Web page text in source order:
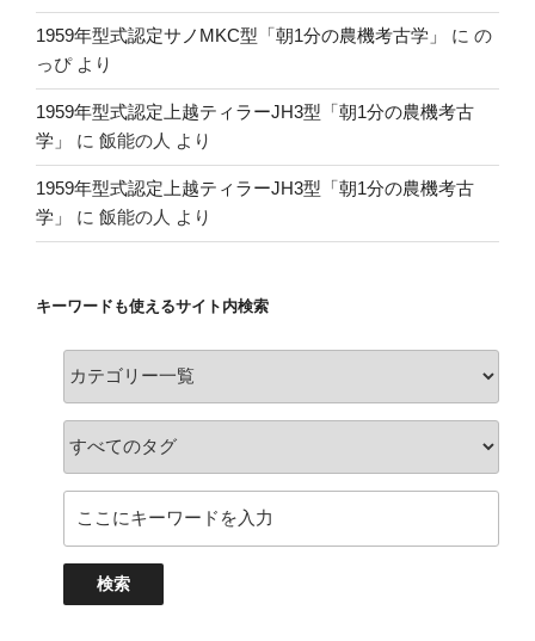
1959年型式認定サノMKC型「朝1分の農機考古学」 に の
っぴより
1959年型式認定上越ティラーJH3型「朝1分の農機考古
学」
に 飯能の人 より
1959年型式認定上越ティラーJH3型「朝1分の農機考古
学」
に 飯能の人 より
キーワードも使えるサイト内検索